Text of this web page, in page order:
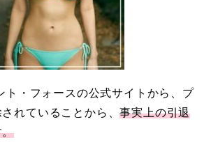
ト・フォースの公式サイトから、プ
れていることから、事実上の引退
。